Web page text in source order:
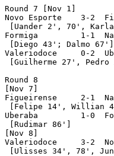
Round 7 [Nov 1]
Novo Esporte	3-2  Figueirense	[Att.:183]
[Uander 2', 70',
Formiga		1-1  Nacional		[Att.:1,397]
[Diego 43'; Dalmo 67']
Valeriodoce	0-2  Uberaba		[Att.:1,031]
[Guilherme 27', Pedro
Round 8
[Nov 7]
Figueirense	2-1  Nacional		[Att.:175]
[Felipe 14', Willian
Uberaba		1-0  Formiga		[Att.:1,197]
[Rudimar 86']
[Nov 8]
Valeriodoce	3-2  Novo Esporte	[Att.:332]
[Ulisses 34', 78',